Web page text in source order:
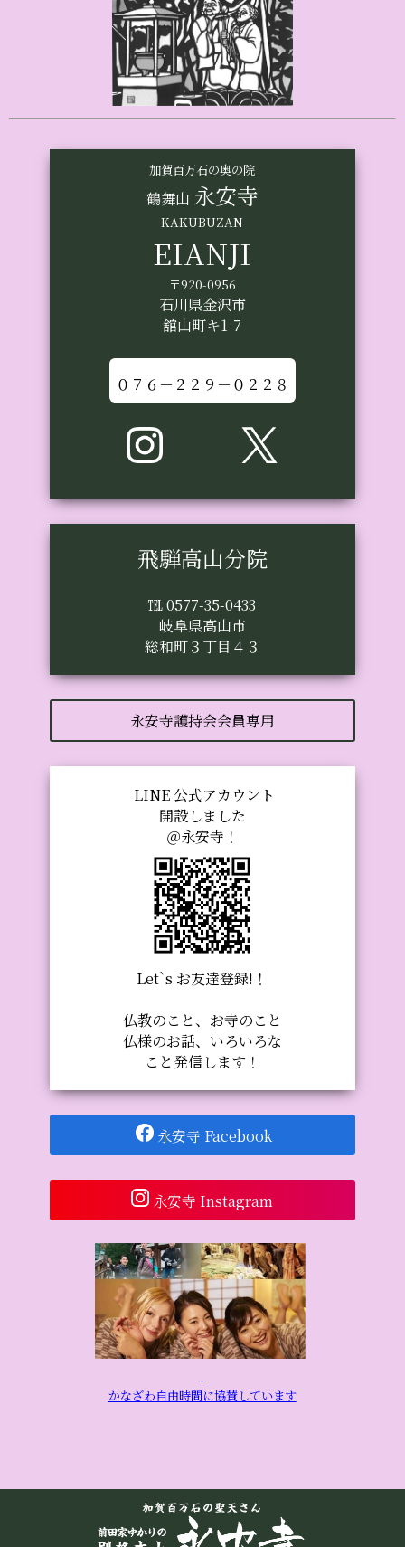
加賀百万石の奥の院
鶴舞山 永安寺
KAKUBUZAN
EIANJI
〒920-0956
石川県金沢市
舘山町キ1-7
０７６－２２９－０２２８
飛騨高山分院
℡ 0577-35-0433
岐阜県高山市
総和町３丁目４３
永安寺護持会会員専用
LINE 公式アカウント
開設しました
＠永安寺！
Let`s お友達登録!！
仏教のこと、お寺のこと
仏様のお話、いろいろな
こと発信します！
永安寺 Facebook
永安寺 Instagram
かなざわ自由時間に協賛しています